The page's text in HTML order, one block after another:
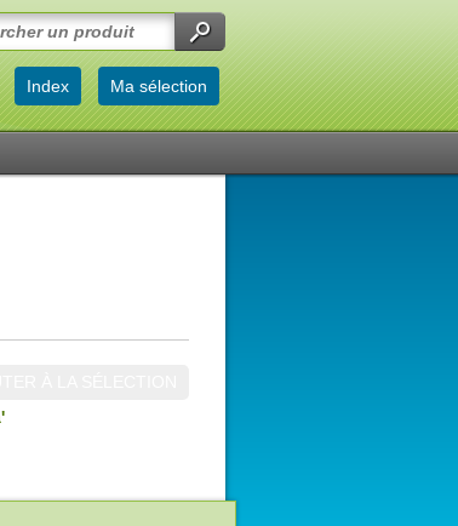
Index Ma sélection